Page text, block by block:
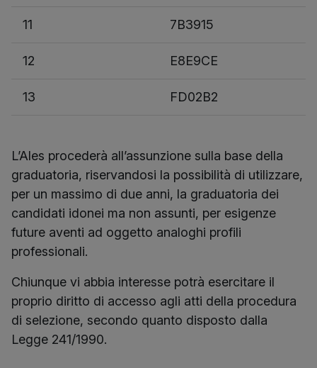
11 7B3915
12 E8E9CE
13 FD02B2
L’Ales procederà all’assunzione sulla base della
graduatoria, riservandosi la possibilità di utilizzare,
per un massimo di due anni, la graduatoria dei
candidati idonei ma non assunti, per esigenze
future aventi ad oggetto analoghi profili
professionali.
Chiunque vi abbia interesse potrà esercitare il
proprio diritto di accesso agli atti della procedura
di selezione, secondo quanto disposto dalla
Legge 241/1990.